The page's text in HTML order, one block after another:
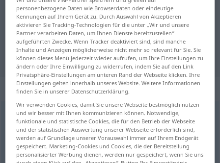
Deutsch-Italienisch Übersetzung
für "Fernlicht"
"Fernlicht" Italienisch Übersetzung
„Fernlicht“: Neutrum
Fernlicht n
Übersicht aller Übersetzungen
(Für mehr Details die Übersetzung anklicken/antippen)
personenbezogene Daten wie Browserdaten oder eindeutige
Kennungen auf Ihrem Gerät zu. Durch Auswahl von Akzeptieren
aktivieren Sie Tracking-Technologien für die unter „Wir und unsere
Partner verarbeiten Daten, um Ihnen Dienste bereitzustellen“
aufgeführten Zwecke. Wenn Tracker deaktiviert sind, sind manche
Inhalte und Anzeigen möglicherweise nicht mehr so relevant für Sie. Sie
können dieses Menü jederzeit wieder aufrufen, um Ihre Einstellungen zu
ändern oder Ihre Einwilligung zu widerrufen, indem Sie auf den Link
Privatsphäre-Einstellungen am unteren Rand der Webseite klicken. Ihre
Einstellungen gelten innerhalb unseres Website. Weitere Informationen
finden Sie in unserer Datenschutzerklärung.
Wir verwenden Cookies, damit Sie unsere Webseite bestmöglich nutzen
und wir besser mit Ihnen kommunizieren können. Notwendige,
funktionale und statistische Cookies, die für den Betrieb der Webseite
und der statistischen Auswertung unserer Webseite erforderlich sind,
werden auf Grundlage unserer Vorauswahl immer auf Ihrem Endgerät
gespeichert. Marketing-Cookies und Cookies, die der Bereitstellung
personalisierter Werbung dienen, werden nur gespeichert, wenn Sie uns